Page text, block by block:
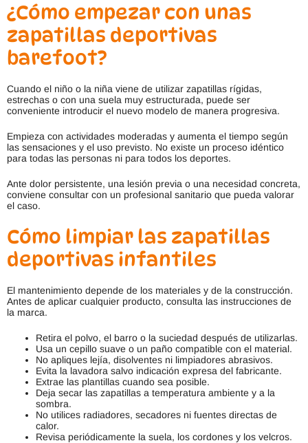
¿Cómo empezar con unas
zapatillas deportivas
barefoot?
Cuando el niño o la niña viene de utilizar zapatillas rígidas,
estrechas o con una suela muy estructurada, puede ser
conveniente introducir el nuevo modelo de manera progresiva.
Empieza con actividades moderadas y aumenta el tiempo según
las sensaciones y el uso previsto. No existe un proceso idéntico
para todas las personas ni para todos los deportes.
Ante dolor persistente, una lesión previa o una necesidad concreta,
conviene consultar con un profesional sanitario que pueda valorar
el caso.
Cómo limpiar las zapatillas
deportivas infantiles
El mantenimiento depende de los materiales y de la construcción.
Antes de aplicar cualquier producto, consulta las instrucciones de
la marca.
Retira el polvo, el barro o la suciedad después de utilizarlas.
Usa un cepillo suave o un paño compatible con el material.
No apliques lejía, disolventes ni limpiadores abrasivos.
Evita la lavadora salvo indicación expresa del fabricante.
Extrae las plantillas cuando sea posible.
Deja secar las zapatillas a temperatura ambiente y a la
sombra.
No utilices radiadores, secadores ni fuentes directas de
calor.
Revisa periódicamente la suela, los cordones y los velcros.